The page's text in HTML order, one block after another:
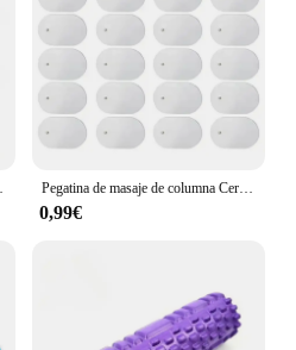
Pegatina de masaje de columna Cervical, versión de carga, masaje de cuello, alivio de relajación, masajeador de fatiga, masajeador de cabeza fácil de llevar
0,99€